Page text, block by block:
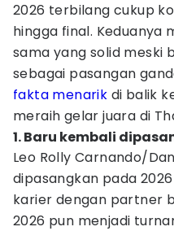
2026 terbilang cukup
hingga final. Keduanya
sama yang solid meski
sebagai pasangan
fakta menarik di balik
meraih gelar juara di
1. Baru kembali
Leo Rolly Carnando/
dipasangkan pada
karier dengan partner
2026 pun menjadi